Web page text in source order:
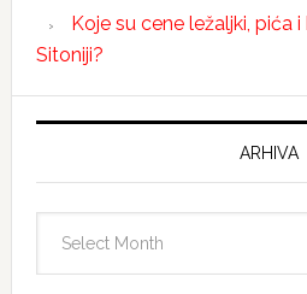
Koje su cene ležaljki, pića
Sitoniji?
ARHIVA